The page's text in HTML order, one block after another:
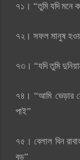
৭১। “তুমি যদি মনে
৭২। সফল মানুষ
৭৩। “যদি তুমি
৭৪। “আমি ভেড়ার
পাই”
৭৫। বেলাল বিন
বড়”